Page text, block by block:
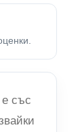
е със